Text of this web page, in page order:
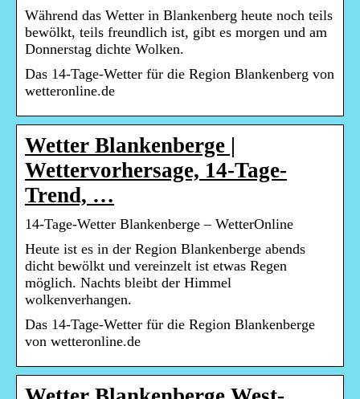
Während das Wetter in Blankenberg heute noch teils
bewölkt, teils freundlich ist, gibt es morgen und am
Donnerstag dichte Wolken.
Das 14-Tage-Wetter für die Region Blankenberg von
wetteronline.de
Wetter Blankenberge |
Wettervorhersage, 14-Tage-
Trend, …
14-Tage-Wetter Blankenberge – WetterOnline
Heute ist es in der Region Blankenberge abends
dicht bewölkt und vereinzelt ist etwas Regen
möglich. Nachts bleibt der Himmel
wolkenverhangen.
Das 14-Tage-Wetter für die Region Blankenberge
von wetteronline.de